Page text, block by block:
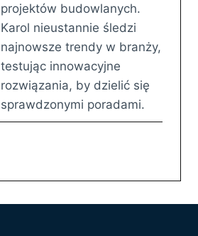
projektów budowlanych.
Karol nieustannie śledzi
najnowsze trendy w branży,
testując innowacyjne
rozwiązania, by dzielić się
sprawdzonymi poradami.